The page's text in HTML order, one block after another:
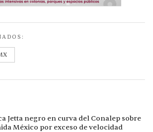
Jetta negro en curva del Conalep sobre
México por exceso de velocidad